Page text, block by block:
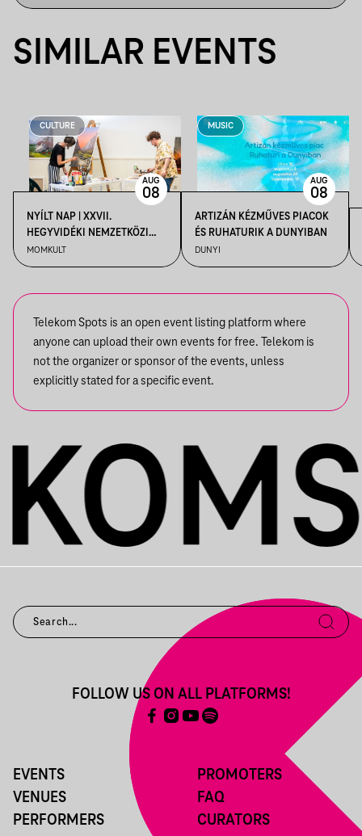
SIMILAR EVENTS
CULTURE
NYÍLT NAP | XXVII.
HEGYVIDÉKI NEMZETKÖZI
MŰVÉSZTELEP
MOMKULT
AUG
08
MUSIC
ARTIZÁN KÉZMŰVES PIACOK
ÉS RUHATURIK A DUNYIBAN
DUNYI
AUG
08
Telekom Spots is an open event listing platform where
anyone can upload their own events for free. Telekom is
not the organizer or sponsor of the events, unless
explicitly stated for a specific event.
EVENTS
VENUES
PERFORMERS
PROMOTERS
FAQ
CURATORS
FOLLOW US ON ALL PLATFORMS!